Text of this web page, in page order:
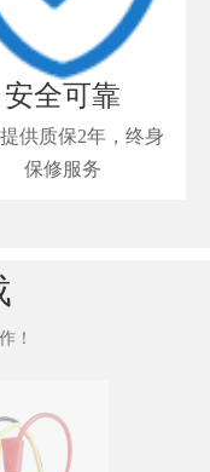
安全可靠
供质保2年，终身
保修服务
！